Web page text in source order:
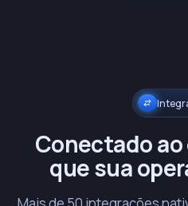
Conectado
que sua